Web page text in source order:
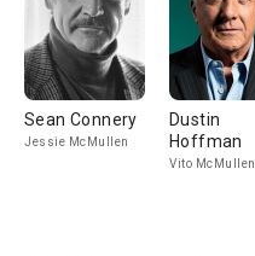
Sean Connery
Jessie McMullen
Dustin
Hoffman
Vito McMullen